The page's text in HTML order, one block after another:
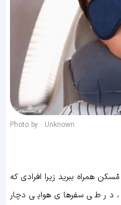
Photo by : Unknown
همراه ببرید زیرا افرادی که
در طی سفرهای هوایی دچار